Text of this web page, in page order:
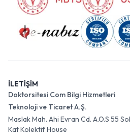
İLETİŞİM
Doktorsitesi Com Bilgi Hizmetleri
Teknoloji ve Ticaret A.Ş.
Maslak Mah. Ahi Evran Cd. A.O.S 55
Kat Kolektif House